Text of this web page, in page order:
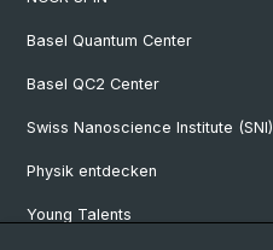
Basel Quantum Center
Basel QC2 Center
Swiss Nanoscience Institute (SNI)
Physik entdecken
Young Talents